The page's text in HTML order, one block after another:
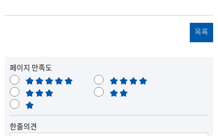
목록
페이지 만족도
매
우
만
족
만
족
보
통
불
매
우
불
한줄의견